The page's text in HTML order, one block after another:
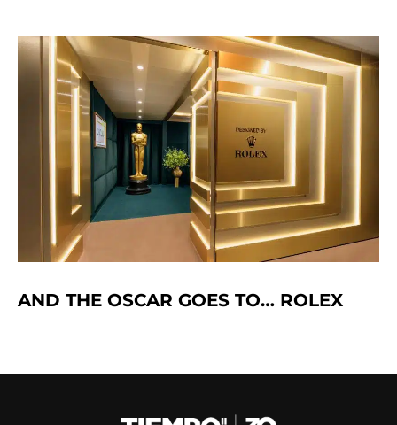
AND THE OSCAR GOES TO… ROLEX